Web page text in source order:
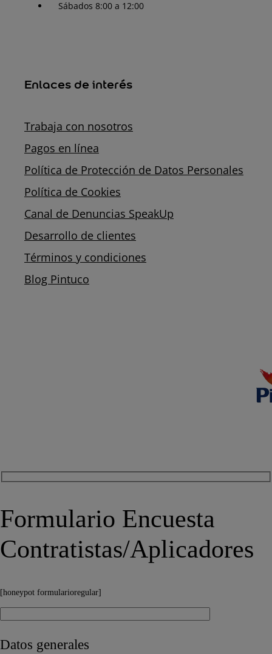
Sábados 8:00 a 12:00
Enlaces de interés
Trabaja con nosotros
Pagos en línea
Política de Protección de Datos Personales
Política de Cookies
Canal de Denuncias SpeakUp
Desarrollo de clientes
Términos y condiciones
Blog Pintuco
Formulario Encuesta
Contratistas/Aplicadores
[honeypot formularioregular]
Datos generales